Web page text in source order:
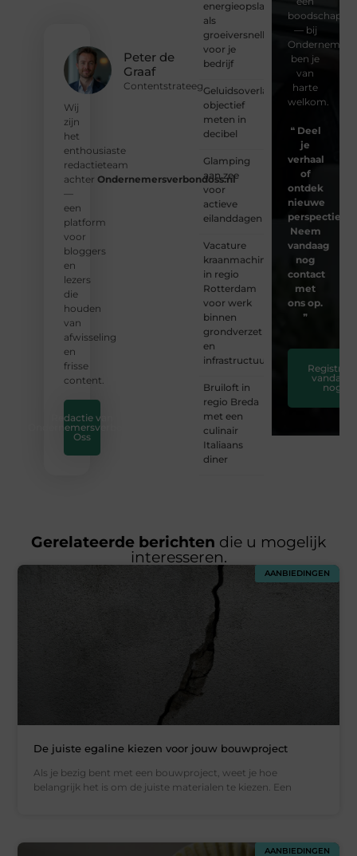
Peter de
Graaf
Contentstrateeg
Wij
zijn
het
enthousiaste
redactieteam
achter Ondernemersverbondoss.nl
—
een
platform
voor
bloggers
en
lezers
die
houden
van
afwisseling
en
frisse
content.
Redactie van
Ondernemersverbond
Oss
energieopslag
als
groeiversneller
voor je
bedrijf
Geluidsoverlast
objectief
meten in
decibel
Glamping
aan zee
voor
actieve
eilanddagen
Vacature
kraanmachinist
in regio
Rotterdam
voor werk
binnen
grondverzet
en
infrastructuur
Bruiloft in
regio Breda
met een
culinair
Italiaans
diner
boodschap
— bij
ben je
van
harte
welkom.
❝ Deel
je
verhaal
of
ontdek
nieuwe
Neem
vandaag
nog
contact
met
ons op.
❞
Registreer
vandaag
nog
Gerelateerde berichten die u mogelijk
interesseren.
AANBIEDINGEN
De juiste egaline kiezen voor jouw bouwproject
Als je bezig bent met een bouwproject, weet je hoe
belangrijk het is om de juiste materialen te kiezen. Een
AANBIEDINGEN